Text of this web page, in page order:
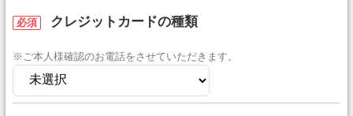
必須 クレジットカードの種類
※ご本人様確認のお電話をさせていただきます。